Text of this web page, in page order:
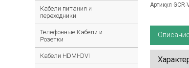
Кабели питания и
переходники
Телефонные Кабели и
Розетки
Кабели HDMI-DVI
Артикул
Описание